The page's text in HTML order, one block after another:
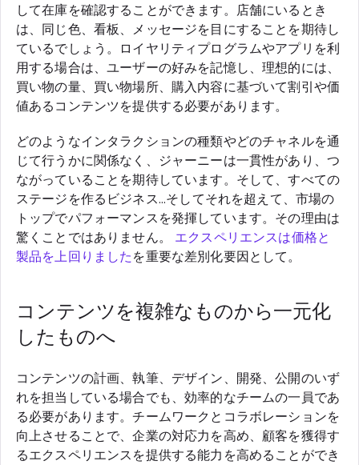
して在庫を確認することができます。店舗にいるとき
は、同じ色、看板、メッセージを目にすることを期待し
ているでしょう。ロイヤリティプログラムやアプリを利
用する場合は、ユーザーの好みを記憶し、理想的には、
買い物の量、買い物場所、購入内容に基づいて割引や価
値あるコンテンツを提供する必要があります。
どのようなインタラクションの種類やどのチャネルを通
じて行うかに関係なく、ジャーニーは一貫性があり、つ
ながっていることを期待しています。そして、すべての
ステージを作るビジネス...そしてそれを超えて、市場の
トップでパフォーマンスを発揮しています。その理由は
驚くことではありません。 エクスペリエンスは価格と
製品を上回りましたを重要な差別化要因として。
コンテンツを複雑なものから一元化
したものへ
コンテンツの計画、執筆、デザイン、開発、公開のいず
れを担当している場合でも、効率的なチームの一員であ
る必要があります。チームワークとコラボレーションを
向上させることで、企業の対応力を高め、顧客を獲得す
るエクスペリエンスを提供する能力を高めることができ